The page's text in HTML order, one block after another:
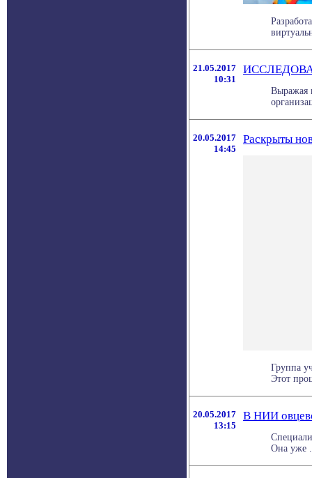
21.05.2017
10:31
Выражая
20.05.2017
14:45
Раскрыты
Группа
Этот
20.05.2017
13:15
В НИИ
Она уже